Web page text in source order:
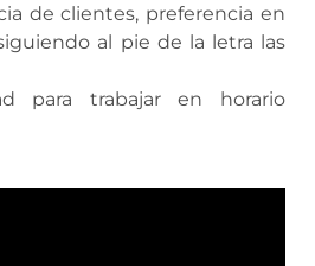
de clientes, preferencia en
al pie de la letra las
para trabajar en horario